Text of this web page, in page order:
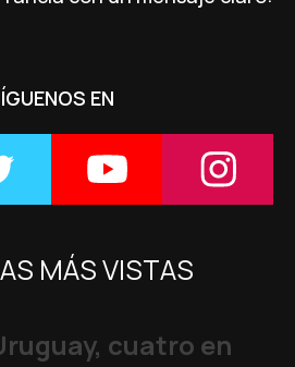
EN
MÁS VISTAS
cuatro en